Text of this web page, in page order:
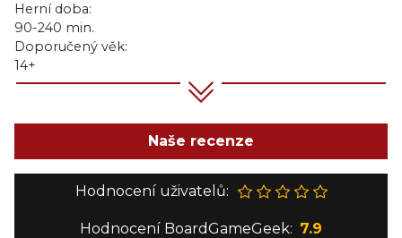
Herní doba:
90-240 min.
Doporučený věk:
14+
Naše recenze
Hodnocení uživatelů:
Hodnocení BoardGameGeek: 7.9